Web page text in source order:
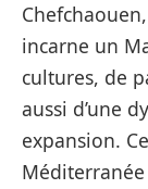
incarne un
cultures, de
aussi d’une
expansion.